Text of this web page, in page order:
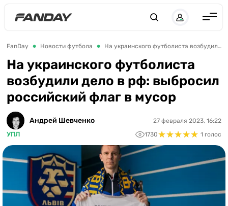
Англия
Испания
Германия
Италия
Франция
Украина
ЧЕ-2028
FanDay Новости футбола На украинского футболиста возбудили дело в рф: выбросил российский флаг в мусор
На украинского футболиста
возбудили дело в рф: выбросил
российский флаг в мусор
Андрей Шевченко
УПЛ
27 февраля 2023, 16:22
1730★★★★★
★★★★★ 1 голос